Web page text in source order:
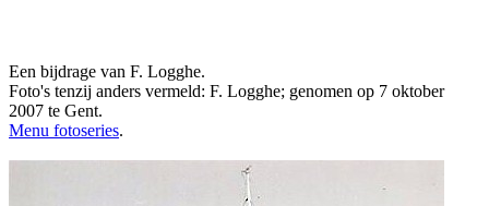
Een bijdrage van F. Logghe.
Foto's tenzij anders vermeld: F. Logghe; genomen op 7 oktober
2007 te Gent.
Menu fotoseries.